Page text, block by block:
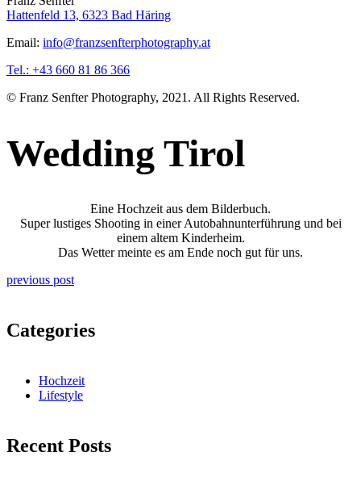
Hattenfeld 13, 6323 Bad Häring
Email: info@franzsenfterphotography.at
Tel.: +43 660 81 86 366
© Franz Senfter Photography, 2021. All Rights Reserved.
Wedding Tirol
Eine Hochzeit aus dem Bilderbuch.
Super lustiges Shooting in einer Autobahnunterführung und bei
einem altem Kinderheim.
Das Wetter meinte es am Ende noch gut für uns.
previous post
Categories
Hochzeit
Lifestyle
Recent Posts